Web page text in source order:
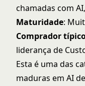
chamadas com
Maturidade:
Comprador
liderança de
Esta é uma das
maduras em AI